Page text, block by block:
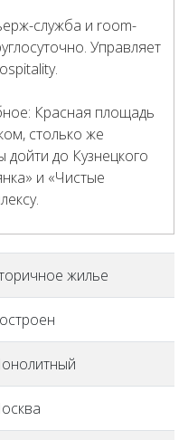
служба и room-
Управляет
Красная площадь
столько же
до Кузнецкого
и «Чистые
жилье